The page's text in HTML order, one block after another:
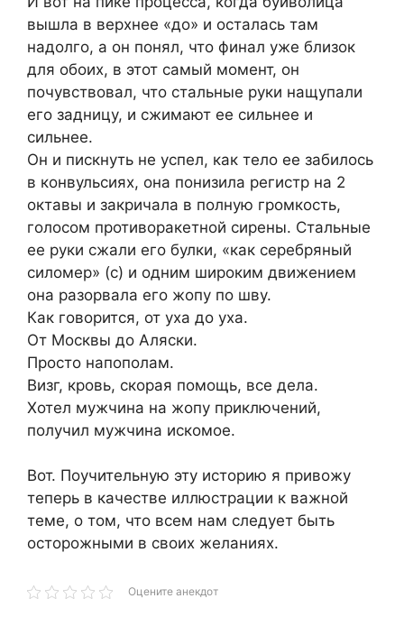
вышла в верхнее «до» и осталась там
надолго, а он понял, что финал уже близок
для обоих, в этот самый момент, он
почувствовал, что стальные руки нащупали
его задницу, и сжимают ее сильнее и
сильнее.
Он и пискнуть не успел, как тело ее забилось
в конвульсиях, она понизила регистр на 2
октавы и закричала в полную громкость,
голосом противоракетной сирены. Стальные
ее руки сжали его булки, «как серебряный
силомер» (с) и одним широким движением
она разорвала его жопу по шву.
Как говорится, от уха до уха.
От Москвы до Аляски.
Просто напополам.
Визг, кровь, скорая помощь, все дела.
Хотел мужчина на жопу приключений,
получил мужчина искомое.
Вот. Поучительную эту историю я привожу
теперь в качестве иллюстрации к важной
теме, о том, что всем нам следует быть
осторожными в своих желаниях.
Оцените анекдот